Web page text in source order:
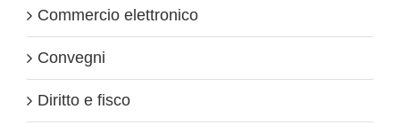
Commercio elettronico
Convegni
Diritto e fisco